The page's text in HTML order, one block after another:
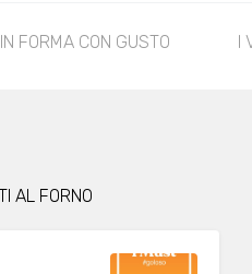
IN FORMA CON GUSTO I
AL FORNO